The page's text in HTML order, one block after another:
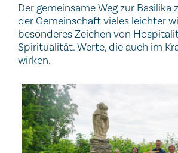
Der gemeinsame Weg zur Basilika
der Gemeinschaft vieles leichter
besonderes Zeichen von
Spiritualität. Werte, die auch im
wirken.